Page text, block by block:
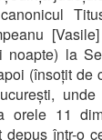
canonicul
noapte) la
(însoțit de
orele 11
într-o